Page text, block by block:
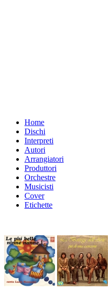
Home
Dischi
Interpreti
Autori
Arrangiatori
Produttori
Orchestre
Musicisti
Cover
Etichette